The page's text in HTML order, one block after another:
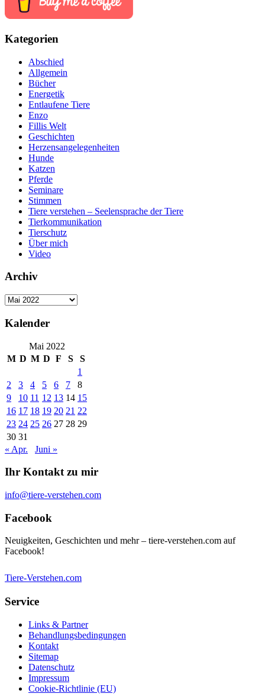
Kategorien
Abschied
Allgemein
Bücher
Energetik
Entlaufene Tiere
Enzo
Fillis Welt
Geschichten
Herzensangelegenheiten
Hunde
Katzen
Pferde
Seminare
Stimmen
Tiere verstehen – Seelensprache der Tiere
Tierkommunikation
Tierschutz
Über mich
Video
Archiv
Archiv
Kalender
Mai 2022
M D M D F S
S
1
2
3 4 5 6 7
8
9
10 11 12 13 14 15
16 17 18 19 20 21 22
23 24 25 26 27 28 29
30 31
« Apr.
Juni »
Ihr Kontakt zu mir
info@tiere-verstehen.com
Facebook
Neuigkeiten, Geschichten und mehr – tiere-verstehen.com auf
Facebook!
Tiere-Verstehen.com
Service
Links & Partner
Behandlungsbedingungen
Kontakt
Sitemap
Datenschutz
Impressum
Cookie-Richtlinie (EU)